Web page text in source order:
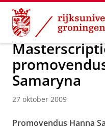
Skip
Content
Skip
Navigation
Over ons Actueel
Samaryna
27 oktober 2009
Promovendus Hanna